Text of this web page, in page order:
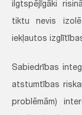
ilgtspējīgāki
tiktu nevis
iekļautos
Sabiedrības
atstumtības
problēmām)